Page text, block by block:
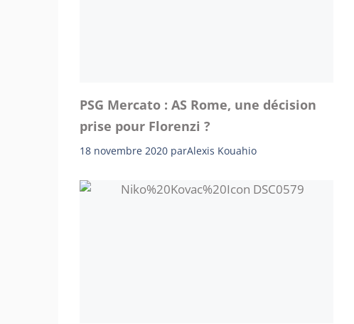
PSG Mercato : AS Rome, une décision
prise pour Florenzi ?
18 novembre 2020 parAlexis Kouahio